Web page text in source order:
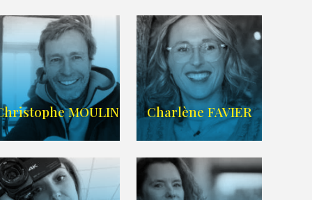
Imdb WIKIPEDIA
MOULIN Charlène FAVIER